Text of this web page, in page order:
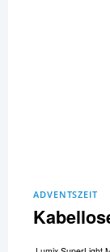
ADVENTSZEIT